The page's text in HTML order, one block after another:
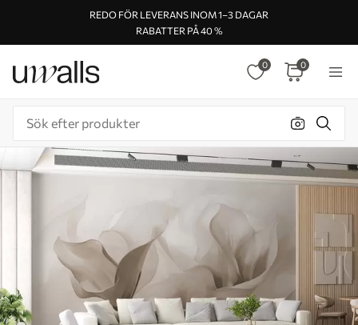
REDO FÖR LEVERANS INOM 1–3 DAGAR
RABATTER PÅ 40 %
0 0